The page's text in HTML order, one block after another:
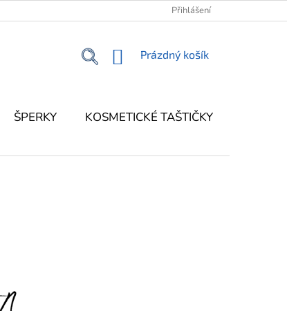
KORFU - MŮJ PRŮVODCE OSTROVEM
Přihlášení
NÁKUPNÍ
Prázdný košík
ŠPERKY KOSMETICKÉ TAŠTIČKY